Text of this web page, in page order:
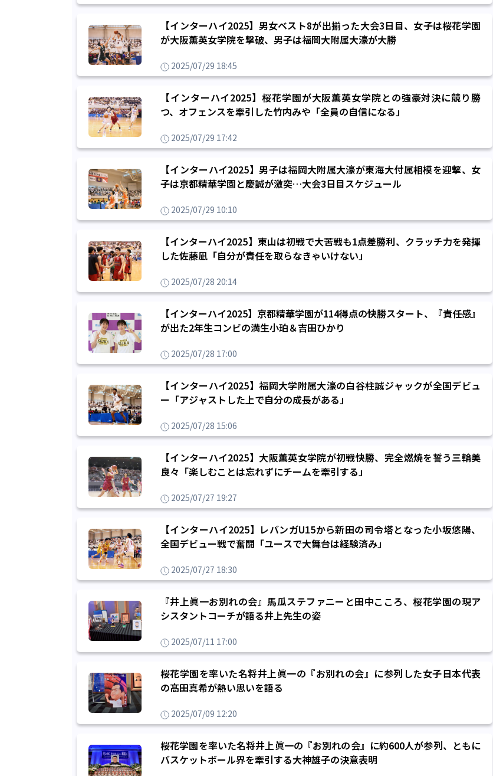
【インターハイ2025】男女ベスト8が出揃った大会3日目、女子は桜花学園
が大阪薫英女学院を撃破、男子は福岡大附属大濠が大勝
2025/07/29 18:45
【インターハイ2025】桜花学園が大阪薫英女学院との強豪対決に競り勝
つ、オフェンスを牽引した竹内みや「全員の自信になる」
2025/07/29 17:42
【インターハイ2025】男子は福岡大附属大濠が東海大付属相模を迎撃、女
子は京都精華学園と慶誠が激突…大会3日目スケジュール
2025/07/29 10:10
【インターハイ2025】東山は初戦で大苦戦も1点差勝利、クラッチ力を発揮
した佐藤凪「自分が責任を取らなきゃいけない」
2025/07/28 20:14
【インターハイ2025】京都精華学園が114得点の快勝スタート、『責任感』
が出た2年生コンビの満生小珀＆吉田ひかり
2025/07/28 17:00
【インターハイ2025】福岡大学附属大濠の白谷柱誠ジャックが全国デビュ
ー「アジャストした上で自分の成長がある」
2025/07/28 15:06
【インターハイ2025】大阪薫英女学院が初戦快勝、完全燃焼を誓う三輪美
良々「楽しむことは忘れずにチームを牽引する」
2025/07/27 19:27
【インターハイ2025】レバンガU15から新田の司令塔となった小坂悠陽、
全国デビュー戦で奮闘「ユースで大舞台は経験済み」
2025/07/27 18:30
『井上眞一お別れの会』馬瓜ステファニーと田中こころ、桜花学園の現ア
シスタントコーチが語る井上先生の姿
2025/07/11 17:00
桜花学園を率いた名将井上眞一の『お別れの会』に参列した女子日本代表
の髙田真希が熱い思いを語る
2025/07/09 12:20
桜花学園を率いた名将井上眞一の『お別れの会』に約600人が参列、ともに
バスケットボール界を牽引する大神雄子の決意表明